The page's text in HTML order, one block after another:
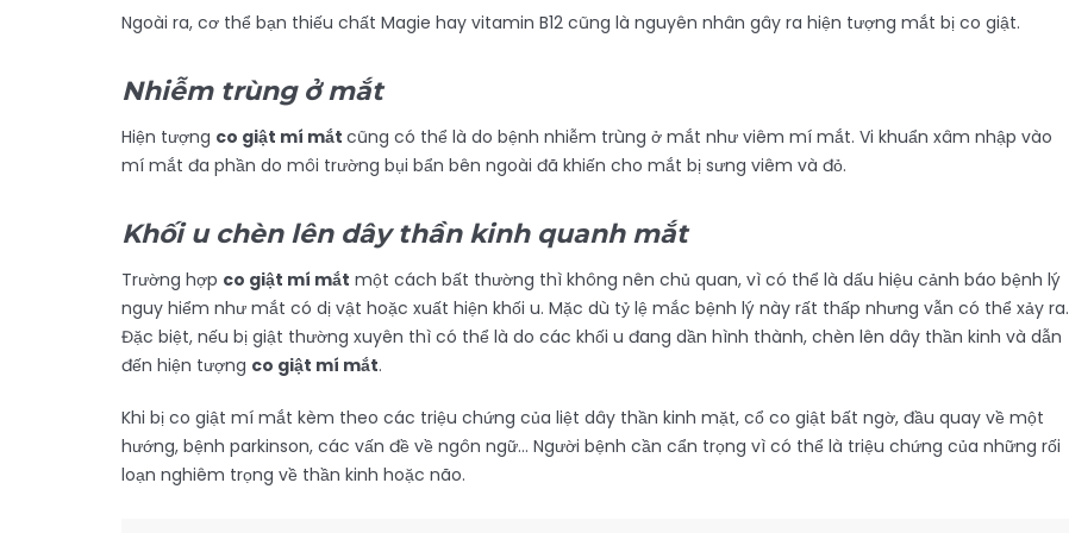
Ngoài ra, cơ thể bạn thiếu chất Magie hay vitamin B12 cũng là nguyên nhân gây ra hiện tượng mắt bị co giật.
Nhiễm trùng ở mắt
Hiện tượng co giật mí mắt cũng có thể là do bệnh nhiễm trùng ở mắt như viêm mí mắt. Vi khuẩn xâm nhập vào
mí mắt đa phần do môi trường bụi bẩn bên ngoài đã khiến cho mắt bị sưng viêm và đỏ.
Khối u chèn lên dây thần kinh quanh mắt
Trường hợp co giật mí mắt một cách bất thường thì không nên chủ quan, vì có thể là dấu hiệu cảnh báo bệnh lý
nguy hiểm như mắt có dị vật hoặc xuất hiện khối u. Mặc dù tỷ lệ mắc bệnh lý này rất thấp nhưng vẫn có thể xảy ra.
Đặc biệt, nếu bị giật thường xuyên thì có thể là do các khối u đang dần hình thành, chèn lên dây thần kinh và dẫn
đến hiện tượng co giật mí mắt.
Khi bị co giật mí mắt kèm theo các triệu chứng của liệt dây thần kinh mặt, cổ co giật bất ngờ, đầu quay về một
hướng, bệnh parkinson, các vấn đề về ngôn ngữ… Người bệnh cần cẩn trọng vì có thể là triệu chứng của những rối
loạn nghiêm trọng về thần kinh hoặc não.